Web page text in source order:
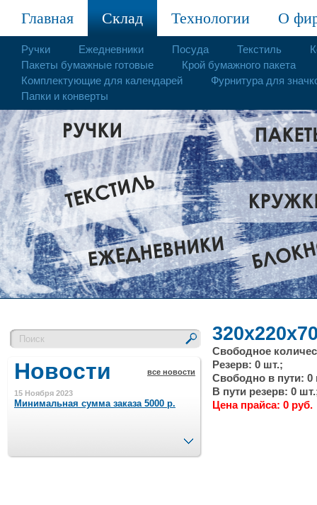
Главная Склад Технологии О
Ручки Ежедневники Посуда Текстиль
Пакеты бумажные готовые
Крой бумажного пакета
Комплектующие для календарей
Фурнитура для
Папки и конверты
Новости все новости
15 Ноября 2023
Минимальная сумма заказа 5000 р.
Шляпные коробочки производим
Свободное
Резерв: 0 шт.;
Свободно в пути: 0
В пути резерв: 0
Цена прайса: 0 руб.